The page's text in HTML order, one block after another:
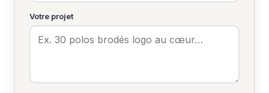
Votre projet